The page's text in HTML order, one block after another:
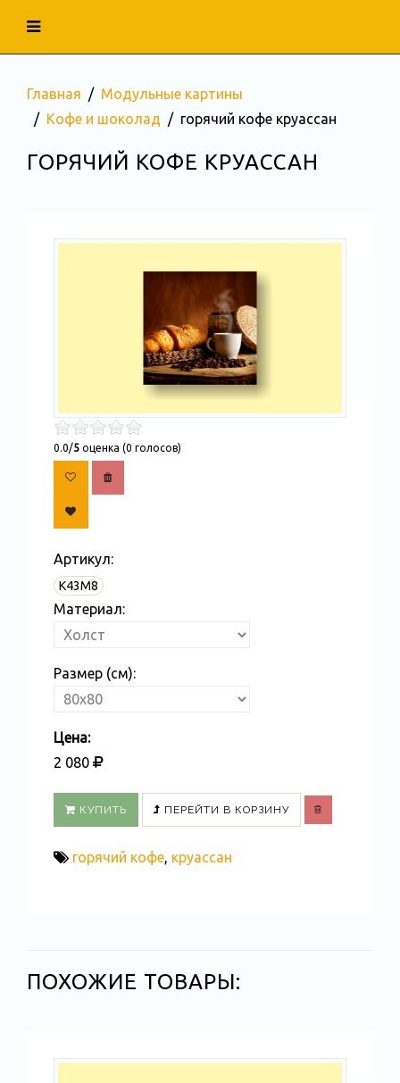
Главная
Модульные картины
Кофе и шоколад
горячий кофе круассан
ГОРЯЧИЙ КОФЕ КРУАССАН
0.0/5 оценка (0 голосов)
Артикул:
K43M8
Материал:
Размер (см):
Цена:
2 080
КУПИТЬ ПЕРЕЙТИ В КОРЗИНУ
горячий кофе, круассан
ПОХОЖИЕ ТОВАРЫ: